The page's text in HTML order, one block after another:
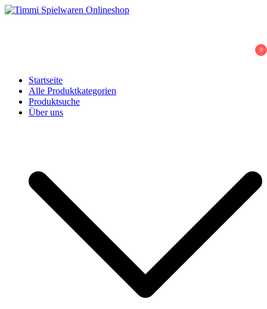
Skip
0
Startseite
Alle Produktkategorien
Produktsuche
Über uns